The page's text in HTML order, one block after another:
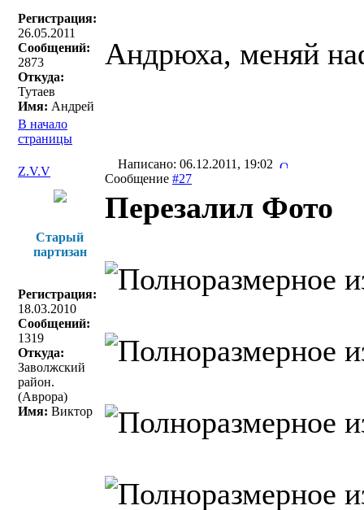
Регистрация:
26.05.2011
Сообщений:
2873
Откуда:
Тутаев
Имя: Андрей
Андрюха, меняй
В начало
страницы
Z.V.V
Написано: 06.12.2011, 19:02
Сообщение #27
Старый
партизан
Регистрация:
18.03.2010
Сообщений:
1319
Откуда:
Заволжский
район.
(Аврора)
Имя: Виктор
Перезалил Фото